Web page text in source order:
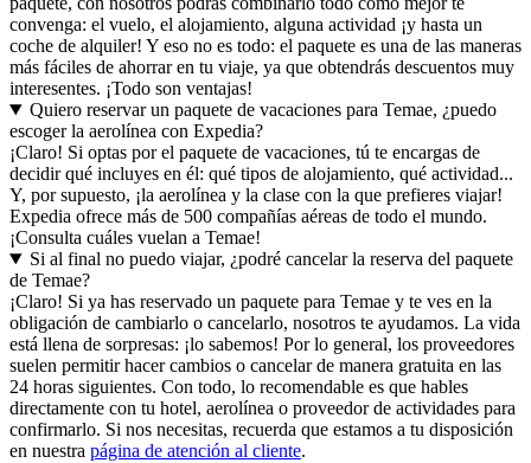
convenga: el vuelo, el alojamiento, alguna actividad ¡y hasta un
coche de alquiler! Y eso no es todo: el paquete es una de las maneras
más fáciles de ahorrar en tu viaje, ya que obtendrás descuentos muy
interesentes. ¡Todo son ventajas!
Quiero reservar un paquete de vacaciones para Temae, ¿puedo
escoger la aerolínea con Expedia?
¡Claro! Si optas por el paquete de vacaciones, tú te encargas de
decidir qué incluyes en él: qué tipos de alojamiento, qué actividad...
Y, por supuesto, ¡la aerolínea y la clase con la que prefieres viajar!
Expedia ofrece más de 500 compañías aéreas de todo el mundo.
¡Consulta cuáles vuelan a Temae!
Si al final no puedo viajar, ¿podré cancelar la reserva del paquete
de Temae?
¡Claro! Si ya has reservado un paquete para Temae y te ves en la
obligación de cambiarlo o cancelarlo, nosotros te ayudamos. La vida
está llena de sorpresas: ¡lo sabemos! Por lo general, los proveedores
suelen permitir hacer cambios o cancelar de manera gratuita en las
24 horas siguientes. Con todo, lo recomendable es que hables
directamente con tu hotel, aerolínea o proveedor de actividades para
confirmarlo. Si nos necesitas, recuerda que estamos a tu disposición
en nuestra página de atención al cliente.